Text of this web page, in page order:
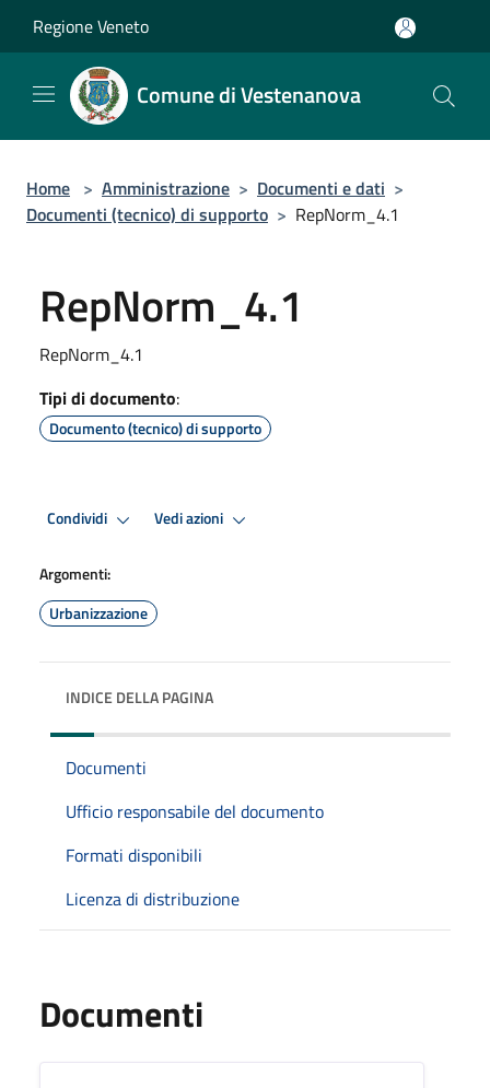
Regione Veneto
Comune di Vestenanova
Home > Amministrazione > Documenti e dati >
Documenti (tecnico) di supporto > RepNorm_4.1
RepNorm_4.1
RepNorm_4.1
Tipi di documento:
Documento (tecnico) di supporto
Condividi Vedi azioni
Argomenti:
Urbanizzazione
INDICE DELLA PAGINA
Documenti
Ufficio responsabile del documento
Formati disponibili
Licenza di distribuzione
Documenti